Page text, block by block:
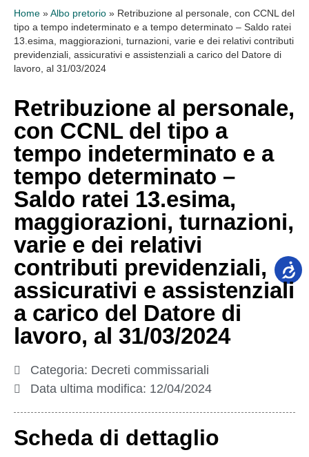
Home » Albo pretorio » Retribuzione al personale, con CCNL del
tipo a tempo indeterminato e a tempo determinato – Saldo ratei
13.esima, maggiorazioni, turnazioni, varie e dei relativi contributi
previdenziali, assicurativi e assistenziali a carico del Datore di
lavoro, al 31/03/2024
Retribuzione al personale,
con CCNL del tipo a
tempo indeterminato e a
tempo determinato –
Saldo ratei 13.esima,
maggiorazioni, turnazioni,
varie e dei relativi
contributi previdenziali,
assicurativi e assistenziali
a carico del Datore di
lavoro, al 31/03/2024
Categoria: Decreti commissariali
Data ultima modifica: 12/04/2024
Scheda di dettaglio